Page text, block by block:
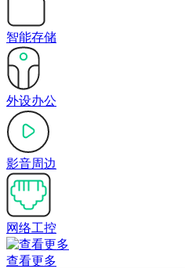
智能存储
外设办公
影音周边
网络工控
查看更多